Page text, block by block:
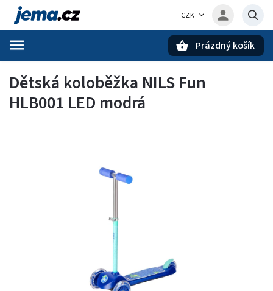
CZK
Prázdný košík
Dětská koloběžka NILS Fun
HLB001 LED modrá